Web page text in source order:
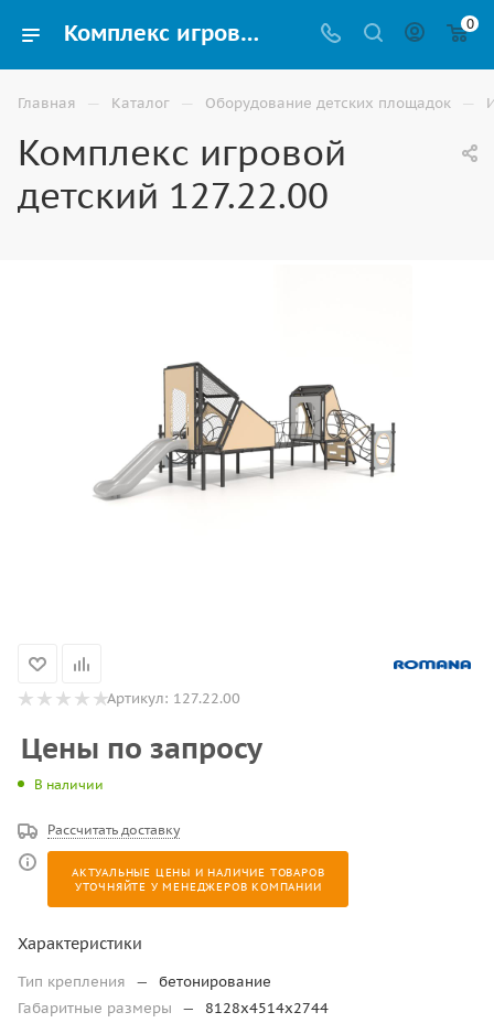
Комплекс игровой детский 127.22.00 купить для улицы в Волгограде 0
Главная — Каталог — Оборудование детских площадок —
Комплекс игровой
детский 127.22.00
Артикул: 127.22.00
Цены по запросу
В наличии
Рассчитать доставку
АКТУАЛЬНЫЕ ЦЕНЫ И НАЛИЧИЕ ТОВАРОВ
УТОЧНЯЙТЕ У МЕНЕДЖЕРОВ КОМПАНИИ
Характеристики
Тип крепления —
бетонирование
Габаритные размеры
—
8128х4514х2744